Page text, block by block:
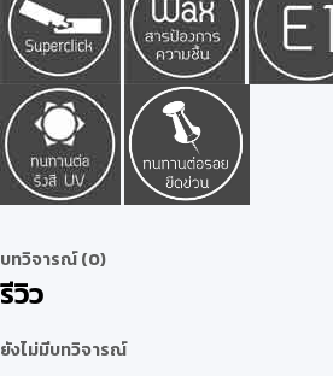
บทวิจารณ์ (0)
รีวิว
ยังไม่มีบทวิจารณ์